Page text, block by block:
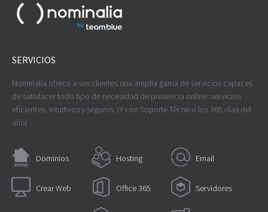
SERVICIOS
Nominalia ofrece a sus clientes una amplia gama de servicios capaces
de satisfacer todo tipo de necesidad de presencia online: servicios
eficientes, intuitivos y seguros. ¡Y con Soporte Técnico los 365 días del
año!
Dominios Hosting Email
Crear Web Office 365 Servidores